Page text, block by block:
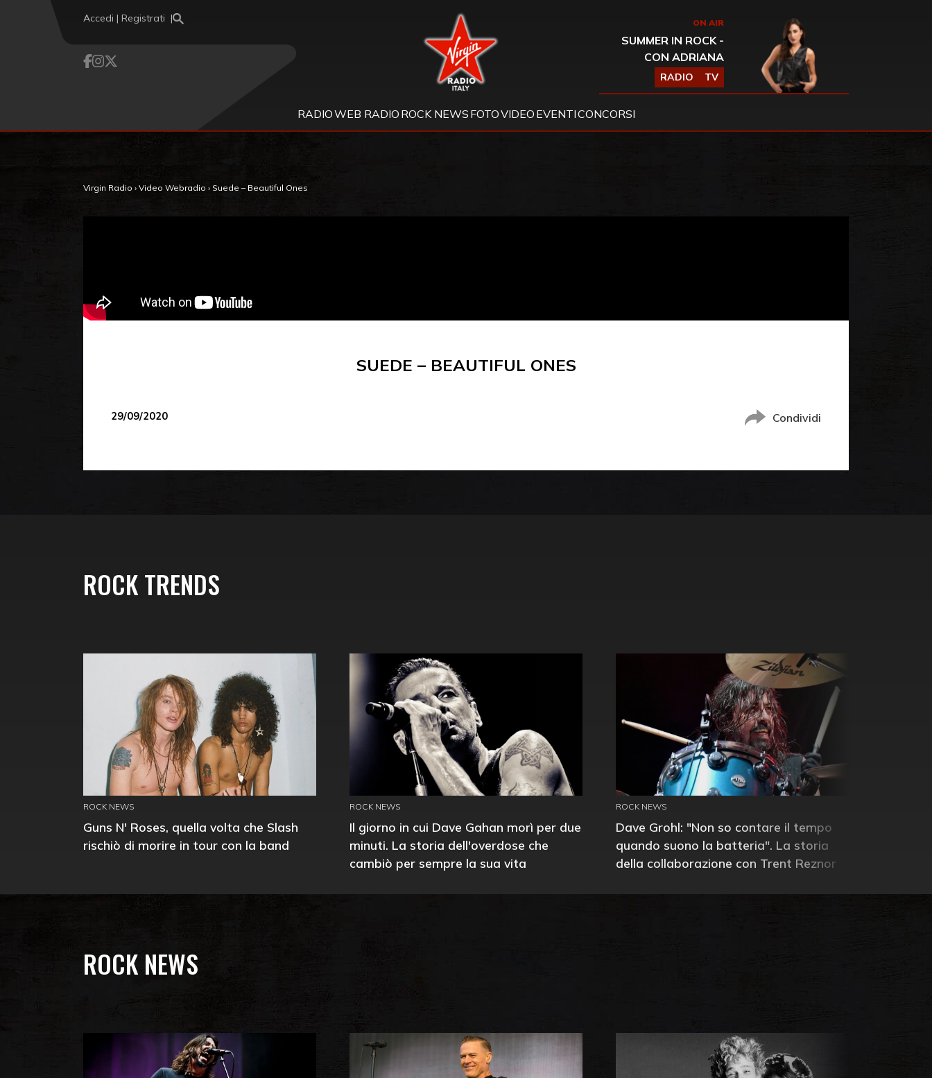
Accedi | Registrati Virgin Radio ON AIR
SUMMER IN ROCK -
CON ADRIANA
RADIO TV
RADIOWEB RADIO ROCK NEWS FOTOVIDEO EVENTICONCORSI
Virgin Radio › Video Webradio › Suede – Beautiful Ones
SUEDE – BEAUTIFUL ONES
29/09/2020 Condividi
ROCK TRENDS
ROCK NEWS
Guns N' Roses, quella volta che Slash
rischiò di morire in tour con la band
ROCK NEWS
Il giorno in cui Dave Gahan morì per due
minuti. La storia dell'overdose che
cambiò per sempre la sua vita
ROCK NEWS
Dave Grohl: "Non so contare il tempo
quando suono la batteria". La storia
della collaborazione con Trent Reznor
ROCK NEWS